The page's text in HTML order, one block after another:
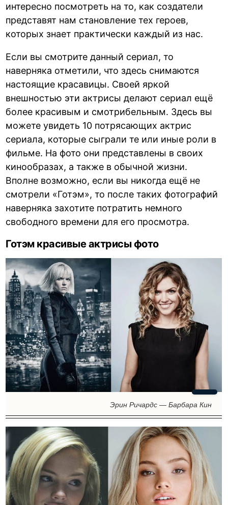
интересно посмотреть на то, как создатели
представят нам становление тех героев,
которых знает практически каждый из нас.
Если вы смотрите данный сериал, то
наверняка отметили, что здесь снимаются
настоящие красавицы. Своей яркой
внешностью эти актрисы делают сериал ещё
более красивым и смотрибельным. Здесь вы
можете увидеть 10 потрясающих актрис
сериала, которые сыграли те или иные роли в
фильме. На фото они представлены в своих
кинообразах, а также в обычной жизни.
Вполне возможно, если вы никогда ещё не
смотрели «Готэм», то после таких фотографий
наверняка захотите потратить немного
свободного времени для его просмотра.
Готэм красивые актрисы фото
Эрин Ричардс — Барбара Кин